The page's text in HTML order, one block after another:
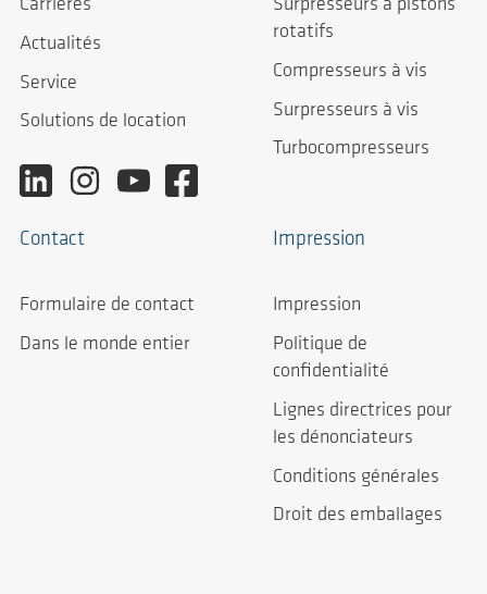
Carrières
Actualités
Service
Solutions de location
Surpresseurs à pistons
rotatifs
Compresseurs à vis
Surpresseurs à vis
Turbocompresseurs
Contact
Formulaire de contact
Dans le monde entier
Impression
Impression
Politique de
confidentialité
Lignes directrices pour
les dénonciateurs
Conditions générales
Droit des emballages